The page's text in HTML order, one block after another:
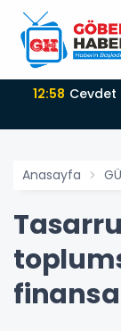
12:58
Anasayfa